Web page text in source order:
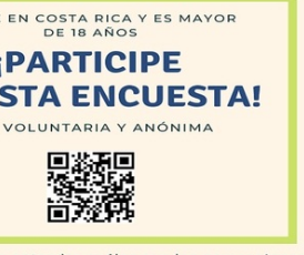
Educación e